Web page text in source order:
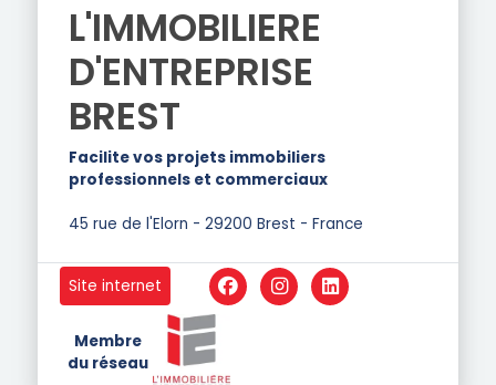
L'IMMOBILIERE
D'ENTREPRISE
BREST
Facilite vos projets immobiliers
professionnels et commerciaux
45 rue de l'Elorn - 29200 Brest - France
Site internet
Membre
du réseau